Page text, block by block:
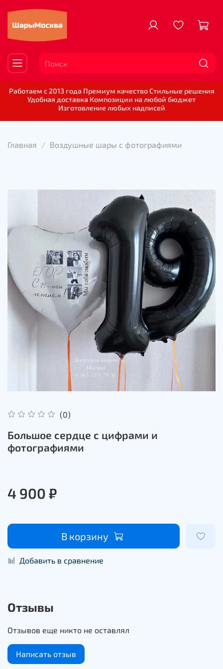
Работаем с 2013 года Премиум качество Стильные решения
Удобная доставка Композиции на любой бюджет
Изготовление любых надписей
Главная Воздушные шары с фотографиями
(0)
Большое сердце с цифрами и
фотографиями
4 900 ₽
В корзину
Добавить в сравнение
Отзывы
Отзывов еще никто не оставлял
Написать отзыв